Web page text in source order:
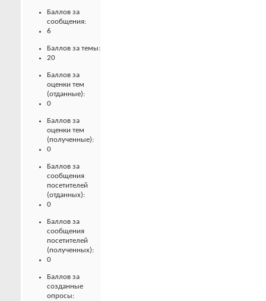
Баллов за
сообщения:
6
Баллов за темы:
20
Баллов за
оценки тем
(отданные):
0
Баллов за
оценки тем
(полученные):
0
Баллов за
сообщения
посетителей
(отданных):
0
Баллов за
сообщения
посетителей
(полученных):
0
Баллов за
созданные
опросы: